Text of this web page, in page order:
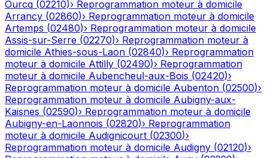
Ourcq (02210)› Reprogrammation moteur à domicile
Arrancy (02860)› Reprogrammation moteur à domicile
Artemps (02480)› Reprogrammation moteur à domicile
Assis-sur-Serre (02270)› Reprogrammation moteur à
domicile Athies-sous-Laon (02840)› Reprogrammation
moteur à domicile Attilly (02490)› Reprogrammation
moteur à domicile Aubencheul-aux-Bois (02420)›
Reprogrammation moteur à domicile Aubenton (02500)›
Reprogrammation moteur à domicile Aubigny-aux-
Kaisnes (02590)› Reprogrammation moteur à domicile
Aubigny-en-Laonnois (02820)› Reprogrammation
moteur à domicile Audignicourt (02300)›
Reprogrammation moteur à domicile Audigny (02120)›